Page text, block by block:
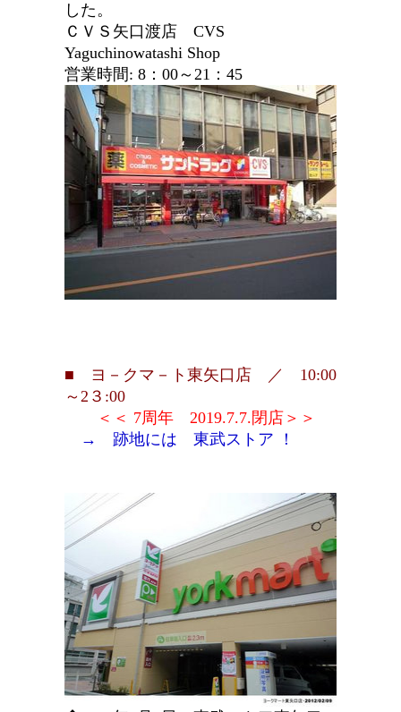
した。
ＣＶＳ矢口渡店 CVS
Yaguchinowatashi Shop
営業時間: 8：00～21：45
■ ヨ－クマ－ト東矢口店 ／ 10:00
～2３:00
＜＜ 7周年 2019.7.7.閉店＞＞
→ 跡地には 東武ストア ！